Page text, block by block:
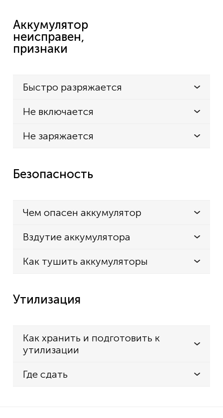
Аккумулятор
неисправен,
признаки
Быстро разряжается
Не включается
Не заряжается
Безопасность
Чем опасен аккумулятор
Вздутие аккумулятора
Как тушить аккумуляторы
Утилизация
Как хранить и подготовить к
утилизации
Где сдать